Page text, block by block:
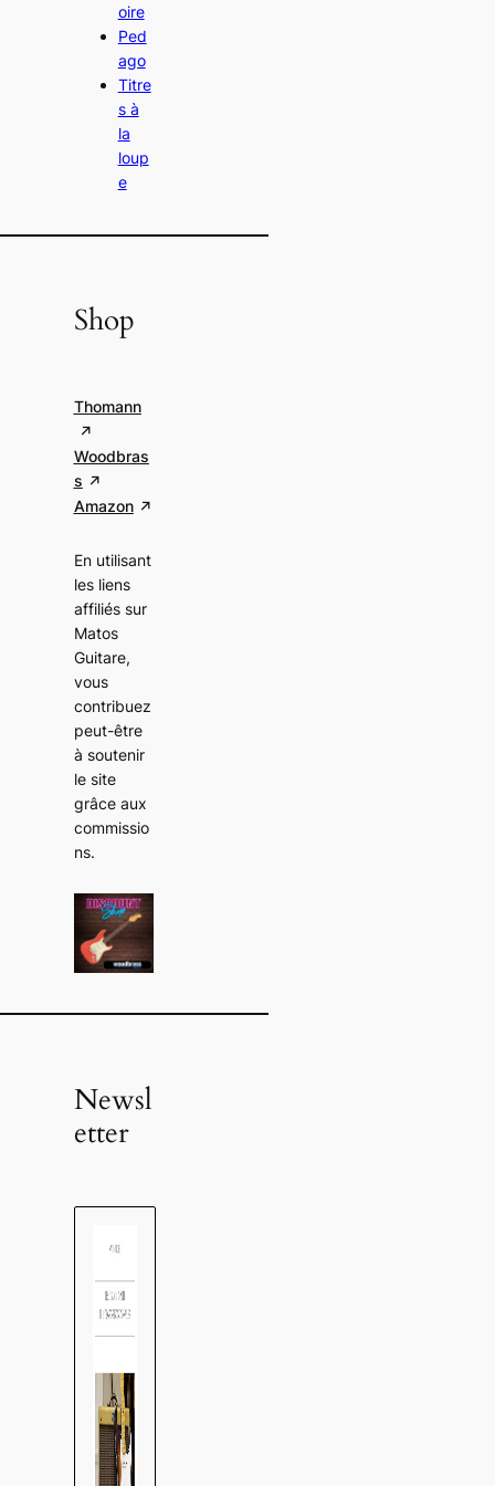
oire
Ped
ago
Titre
s à
la
loup
e
Shop
Thomann
Woodbras
s
Amazon
En utilisant
les liens
affiliés sur
Matos
Guitare,
vous
contribuez
peut-être
à soutenir
le site
grâce aux
commissio
ns.
Newsl
etter